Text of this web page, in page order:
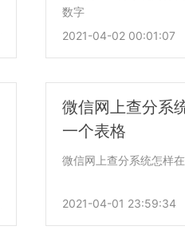
数字
2021-04-02 00:01:07
微信网上查分系
一个表格
微信网上查分系统怎样
2021-04-01 23:59:34